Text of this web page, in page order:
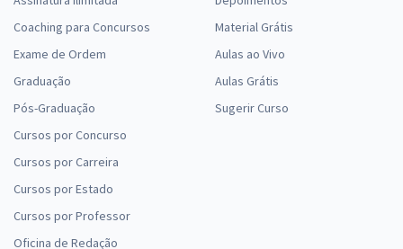
Coaching para Concursos
Exame de Ordem
Graduação
Pós-Graduação
Cursos por Concurso
Cursos por Carreira
Cursos por Estado
Cursos por Professor
Oficina de Redação
Material Grátis
Aulas ao Vivo
Aulas Grátis
Sugerir Curso